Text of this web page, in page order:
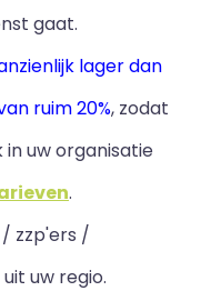
gaat.
lager dan
ruim 20%, zodat
uw organisatie
.
zzp'ers /
uw regio.